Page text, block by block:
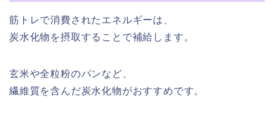
筋トレで消費されたエネルギーは、
炭水化物を摂取することで補給します。
玄米や全粒粉のパンなど、
繊維質を含んだ炭水化物がおすすめです。